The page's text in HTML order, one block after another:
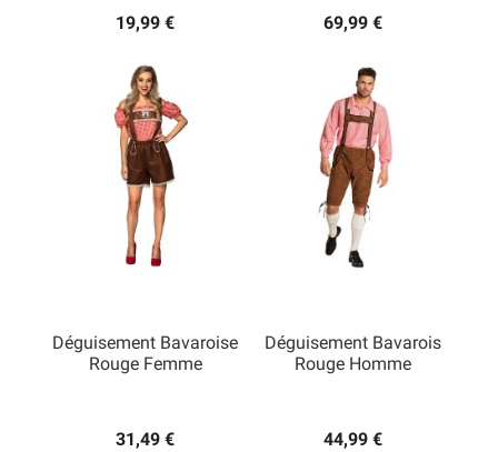
19,99 € 69,99 €
Déguisement Bavaroise
Rouge Femme
31,49 €
Déguisement Bavarois
Rouge Homme
44,99 €